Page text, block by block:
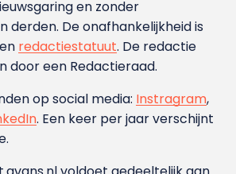
en zonder
derden. De onafhankelijkheid is
redactiestatuut. De redactie
door een Redactieraad.
op social media: Instragram,
. Een keer per jaar verschijnt